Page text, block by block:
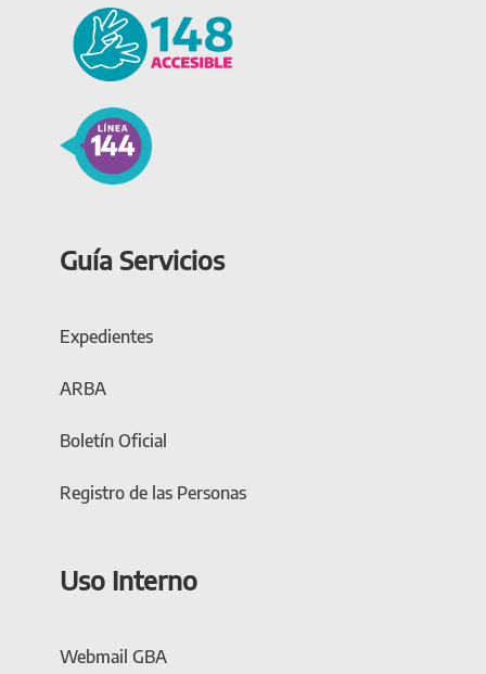
Guía Servicios
Expedientes
ARBA
Boletín Oficial
Registro de las Personas
Uso Interno
Webmail GBA